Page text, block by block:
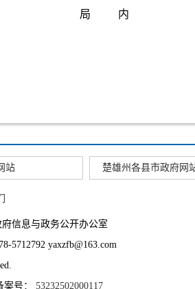
局
内
站 楚雄州各县市政府网
信息与政务公开办公室
5712792 yaxzfb@163.com
号： 53232502000117